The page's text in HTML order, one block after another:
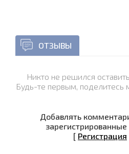
ОТЗЫВЫ
Никто не решился
Будь-те первым, поделитесь
Добавлять
зарегистрированные
[ Регистрация